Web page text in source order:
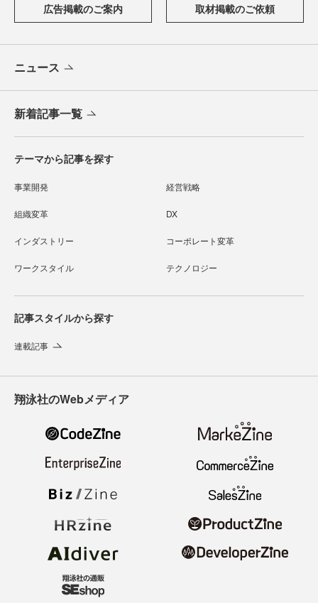
広告掲載のご案内 取材掲載のご依頼
ニュース
新着記事一覧
テーマから記事を探す
事業開発 経営戦略
組織変革 DX
インダストリー コーポレート変革
ワークスタイル テクノロジー
記事スタイルから探す
連載記事
翔泳社のWebメディア